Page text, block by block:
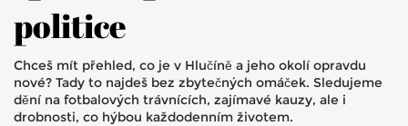
politice
Chceš mít přehled, co je v Hlučíně a jeho okolí opravdu
nové? Tady to najdeš bez zbytečných omáček. Sledujeme
dění na fotbalových trávnících, zajímavé kauzy, ale i
drobnosti, co hýbou každodenním životem.